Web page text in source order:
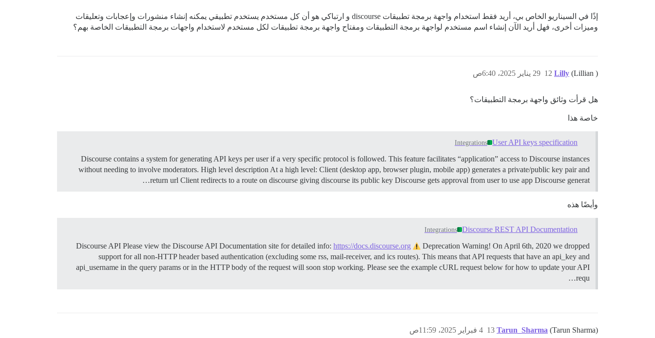
إذًا في السيناريو الخاص بي، أريد فقط استخدام واجهة برمجة تطبيقات discourse و ارتباكي هو أن كل مستخدم يستخدم تطبيقي يمكنه إنشاء منشورات وإعجابات وتعليقات
وميزات أخرى، فهل أريد الآن إنشاء اسم مستخدم لواجهة برمجة التطبيقات ومفتاح واجهة برمجة تطبيقات لكل مستخدم لاستخدام واجهات برمجة التطبيقات الخاصة بهم؟
Lilly (Lillian ) 29 يناير 2025، 6:40ص 12
هل قرأت وثائق واجهة برمجة التطبيقات؟
خاصة هذا
User API keys specification
Integrations
Discourse contains a system for generating API keys per user if a very specific protocol is followed. This feature facilitates “application” access to Discourse instances
without needing to involve moderators. High level description At a high level: Client (desktop app, browser plugin, mobile app) generates a private/public key pair and
return url Client redirects to a route on discourse giving discourse its public key Discourse gets approval from user to use app Discourse generat…
وأيضًا هذه
Discourse REST API Documentation
Integrations
Discourse API Please view the Discourse API Documentation site for detailed info: https://docs.discourse.org
Deprecation Warning! On April 6th, 2020 we dropped
support for all non-HTTP header based authentication (excluding some rss, mail-receiver, and ics routes). This means that API requests that have an api_key and
api_username in the query params or in the HTTP body of the request will soon stop working. Please see the example cURL request below for how to update your API
requ…
Tarun_Sharma (Tarun Sharma) 4 فبراير 2025، 11:59ص 13